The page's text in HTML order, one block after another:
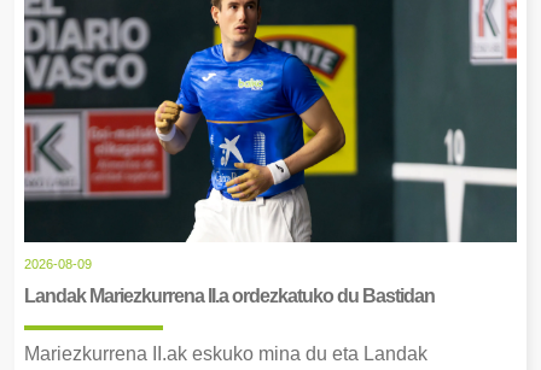
2026-08-09
Landak Mariezkurrena II.a ordezkatuko du Bastidan
Mariezkurrena II.ak eskuko mina du eta Landak